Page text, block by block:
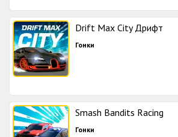
Drift Max City Дрифт
Гонки
Smash Bandits Racing
Гонки